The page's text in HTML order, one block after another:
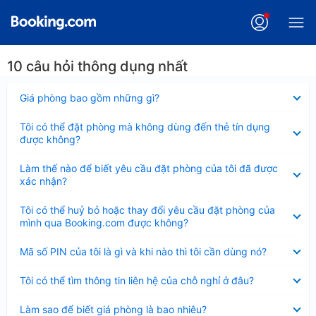
10 câu hỏi thông dụng nhất
Giá phòng bao gồm những gì?
thu
Tôi có thể đặt phòng mà không dùng đến thẻ tín dụng
được không?
thu
gọn
Làm thế nào để biết yêu cầu đặt phòng của tôi đã được
xác nhận?
thu
gọn
Tôi có thể huỷ bỏ hoặc thay đổi yêu cầu đặt phòng của
mình qua Booking.com được không?
thu
gọn
Mã số PIN của tôi là gì và khi nào thì tôi cần dùng nó?
thu
Tôi có thể tìm thông tin liên hệ của chỗ nghỉ ở đâu?
thu
Làm sao để biết giá phòng là bao nhiêu?
thu